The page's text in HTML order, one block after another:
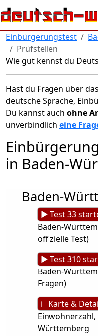
Direkt zum Inhalt
Einbürgerungstest
Prüfstellen
Wie gut kennst du
Hast du Fragen über
deutsche Sprache,
Du kannst auch ohne
unverbindlich eine
in Baden-
Baden-
► Test 33
Baden-
offizielle Test)
► Test 310
Baden-
Fragen)
ℹ Karte &
Württemberg